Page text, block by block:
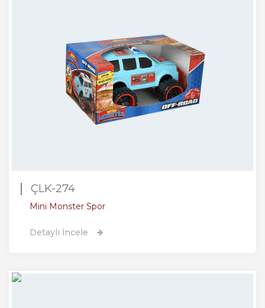
ÇLK-274
Mini Monster Spor
Detaylı İncele